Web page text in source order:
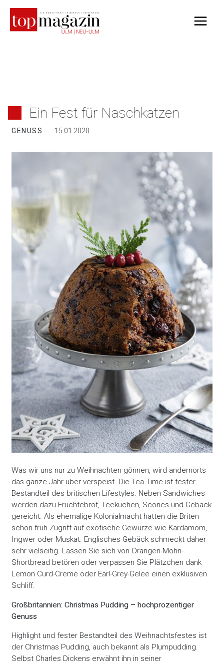
Inhalt
springen
Ein Fest für Naschkatzen
GENUSS 15.01.2020
Was wir uns nur zu Weihnachten gönnen, wird andernorts
das ganze Jahr über verspeist. Die Tea-Time ist fester
Bestandteil des britischen Lifestyles. Neben Sandwiches
werden dazu Früchtebrot, Teekuchen, Scones und Gebäck
gereicht. Als ehemalige Kolonialmacht hatten die Briten
schon früh Zugriff auf exotische Gewürze wie Kardamom,
Ingwer oder Muskat. Englisches Gebäck schmeckt daher
sehr vielseitig. Lassen Sie sich von Orangen-Mohn-
Shortbread betören oder verpassen Sie Plätzchen dank
Lemon Curd-Creme oder Earl-Grey-Gelee einen exklusiven
Schliff.
Großbritannien: Christmas Pudding – hochprozentiger
Genuss
Highlight und fester Bestandteil des Weihnachtsfestes ist
der Christmas Pudding, auch bekannt als Plumpudding.
Selbst Charles Dickens erwähnt ihn in seiner